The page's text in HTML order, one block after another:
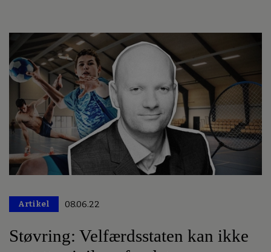
Artikel 08.06.22
Støvring: Velfærdsstaten kan ikke